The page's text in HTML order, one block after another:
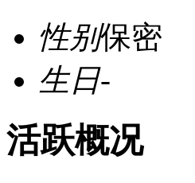
性别保密
生日-
活跃概况